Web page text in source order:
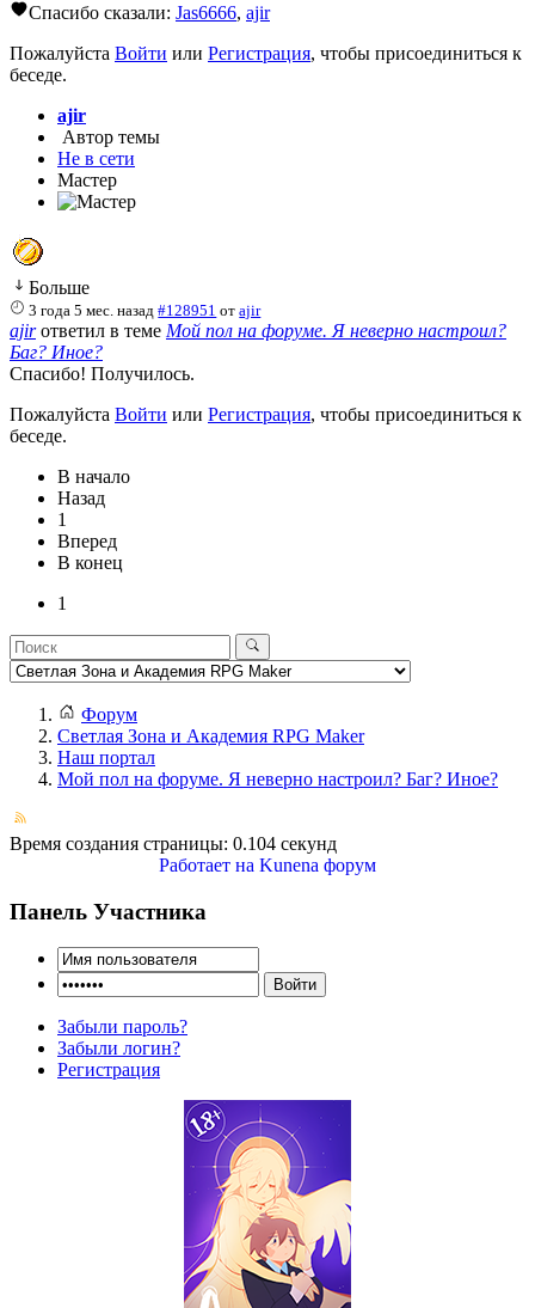
Спасибо сказали: Jas6666, ajir
Пожалуйста Войти или Регистрация, чтобы присоединиться к
беседе.
ajir
Автор темы
Не в сети
Мастер
Больше
3 года 5 мес. назад #128951 отajir
ajirответил в теме Мой пол на форуме. Я неверно настроил?
Баг? Иное?
Спасибо! Получилось.
Пожалуйста Войти или Регистрация, чтобы присоединиться к
беседе.
В начало
Назад
1
Вперед
В конец
1
Форум
Светлая Зона и Академия RPG Maker
Наш портал
Мой пол на форуме. Я неверно настроил? Баг? Иное?
Время создания страницы: 0.104 секунд
Работает на Kunena форум
Панель Участника
Забыли пароль?
Забыли логин?
Регистрация